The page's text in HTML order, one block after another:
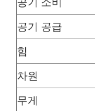
공기 공급
힘
차원
무게